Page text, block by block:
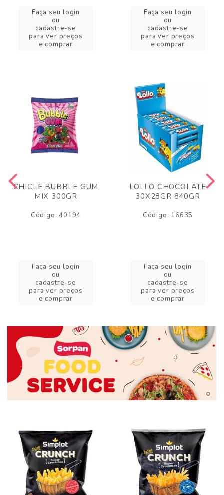
Faça seu login
ou
cadastre-se
para ver preços
e comprar
Faça seu login
ou
cadastre-se
para ver preços
e comprar
CHICLE BUBBLE GUM
MIX 300GR
Código: 40194
Faça seu login
ou
cadastre-se
para ver preços
e comprar
LOLLO CHOCOLATE
30X28GR 840GR
Código: 16635
Faça seu login
ou
cadastre-se
para ver preços
e comprar